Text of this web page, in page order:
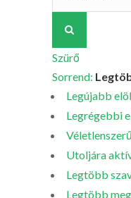
Szürő
Sorrend:
Legújabb elöl
Legrégebbi
Véletlenszerű
Utoljára
Legtöbb
Legtöbb